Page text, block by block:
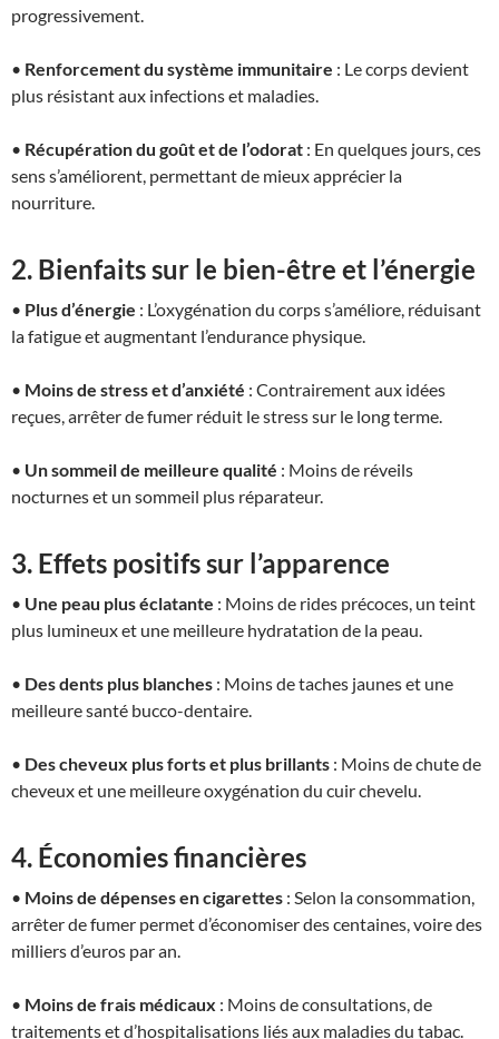
progressivement.
• Renforcement du système immunitaire : Le corps devient
plus résistant aux infections et maladies.
• Récupération du goût et de l’odorat : En quelques jours, ces
sens s’améliorent, permettant de mieux apprécier la
nourriture.
2. Bienfaits sur le bien-être et l’énergie
• Plus d’énergie : L’oxygénation du corps s’améliore, réduisant
la fatigue et augmentant l’endurance physique.
• Moins de stress et d’anxiété : Contrairement aux idées
reçues, arrêter de fumer réduit le stress sur le long terme.
• Un sommeil de meilleure qualité : Moins de réveils
nocturnes et un sommeil plus réparateur.
3. Effets positifs sur l’apparence
• Une peau plus éclatante : Moins de rides précoces, un teint
plus lumineux et une meilleure hydratation de la peau.
• Des dents plus blanches : Moins de taches jaunes et une
meilleure santé bucco-dentaire.
• Des cheveux plus forts et plus brillants : Moins de chute de
cheveux et une meilleure oxygénation du cuir chevelu.
4. Économies financières
• Moins de dépenses en cigarettes : Selon la consommation,
arrêter de fumer permet d’économiser des centaines, voire des
milliers d’euros par an.
• Moins de frais médicaux : Moins de consultations, de
traitements et d’hospitalisations liés aux maladies du tabac.